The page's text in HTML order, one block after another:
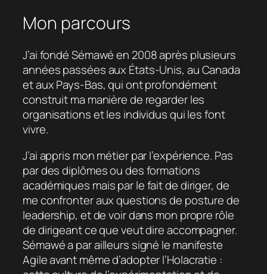
Mon parcours
J’ai fondé Sémawé en 2008 après plusieurs
années passées aux États-Unis, au Canada
et aux Pays-Bas, qui ont profondément
construit ma manière de regarder les
organisations et les individus qui les font
vivre.
J’ai appris mon métier par l’expérience. Pas
par des diplômes ou des formations
académiques mais par le fait de diriger, de
me confronter aux questions de posture de
leadership, et de voir dans mon propre rôle
de dirigeant ce que veut dire accompagner.
Sémawé a par ailleurs signé le manifeste
Agile avant même d’adopter l’Holacratie :